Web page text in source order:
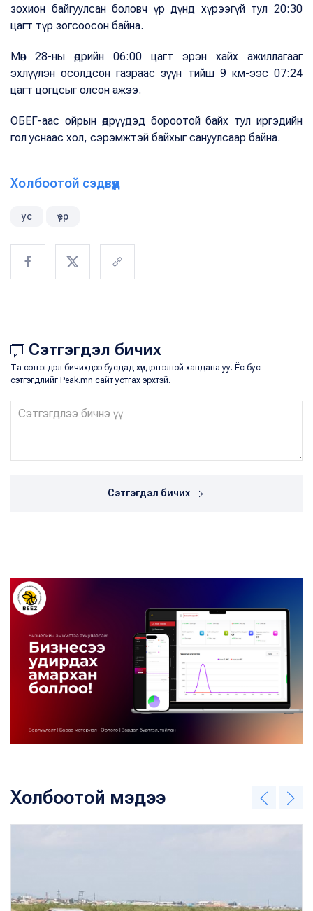
зохион байгуулсан боловч үр дүнд хүрээгүй тул 20:30
цагт түр зогсоосон байна.
Мөн 28-ны өдрийн 06:00 цагт эрэн хайх ажиллагааг
эхлүүлэн осолдсон газраас зүүн тийш 9 км-ээс 07:24
цагт цогцсыг олсон ажээ.
ОБЕГ-аас ойрын өдрүүдэд бороотой байх тул иргэдийн
гол уснаас хол, сэрэмжтэй байхыг сануулсаар байна.
Холбоотой сэдвүүд
ус үер
Сэтгэгдэл бичих
Та сэтгэгдэл бичихдээ бусдад хүндэтгэлтэй хандана уу. Ёс бус
сэтгэгдлийг Peak.mn сайт устгах эрхтэй.
Сэтгэгдэл бичих
Холбоотой мэдээ